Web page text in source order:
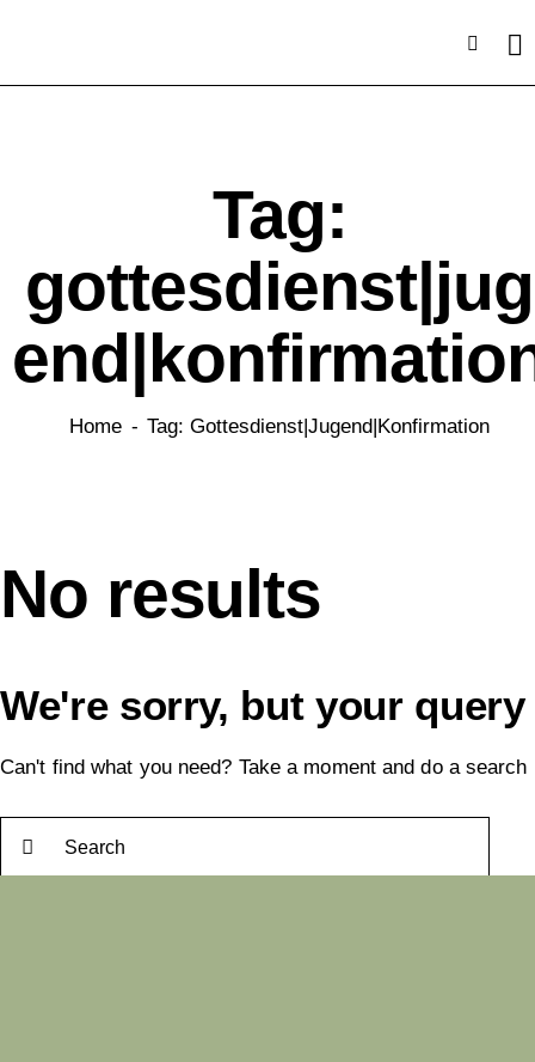
Tag:
gottesdienst|jug
Home Tag: Gottesdienst|jugend|konfirmation
No results
We're sorry, but your
Can't find what you need? Take a moment and do a